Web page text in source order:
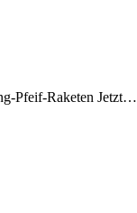
Pfeif-Raketen Jetzt…